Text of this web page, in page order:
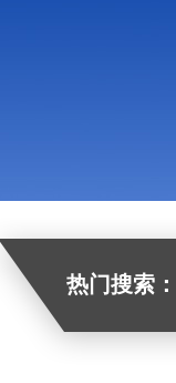
热门搜索：